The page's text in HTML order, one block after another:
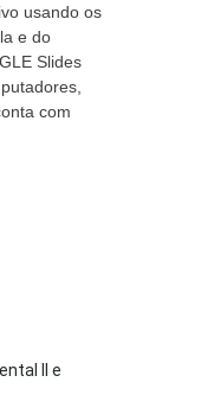
usando os
e do
Slides
com
II e